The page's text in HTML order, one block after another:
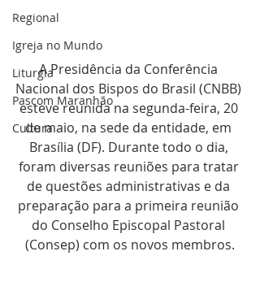
Regional
Igreja no Mundo
Liturgia
Pascom Maranhão
Cultura
A Presidência da Conferência
Nacional dos Bispos do Brasil (CNBB)
esteve reunida na segunda-feira, 20
de maio, na sede da entidade, em
Brasília (DF). Durante todo o dia,
foram diversas reuniões para tratar
de questões administrativas e da
preparação para a primeira reunião
do Conselho Episcopal Pastoral
(Consep) com os novos membros.